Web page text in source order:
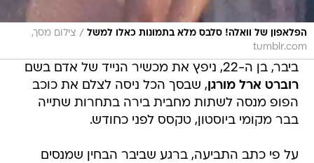
הפלאפון של וואלה! סלבס מלא בתמונות כאלו למשל / צילום מסך,
tumblr.com
ביבר, בן ה-22, ניפץ את מכשיר הנייד של אדם בשם
רוברט ארל מורגן, שבסך הכל ניסה לצלם את כוכב
הפופ מנסה לשתות מחבית בירה בתחרות שתייה
בבר מקומי ביוסטון, טקסס לפני כחודש.
על פי כתב התביעה, ברגע שביבר הבחין שמנסים